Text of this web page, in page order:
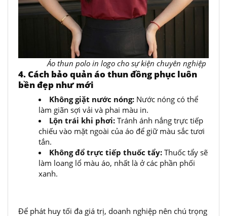
Áo thun polo in logo cho sự kiện chuyên nghiệp
4. Cách bảo quản áo thun đồng phục luôn
bền đẹp như mới
Không giặt nước nóng: Nước nóng có thể
làm giãn sợi vải và phai màu in.
Lộn trái khi phơi: Tránh ánh nắng trực tiếp
chiếu vào mặt ngoài của áo để giữ màu sắc tươi
tắn.
Không đổ trực tiếp thuốc tẩy: Thuốc tẩy sẽ
làm loang lổ màu áo, nhất là ở các phần phối
xanh.
Để phát huy tối đa giá trị, doanh nghiệp nên chú trọng